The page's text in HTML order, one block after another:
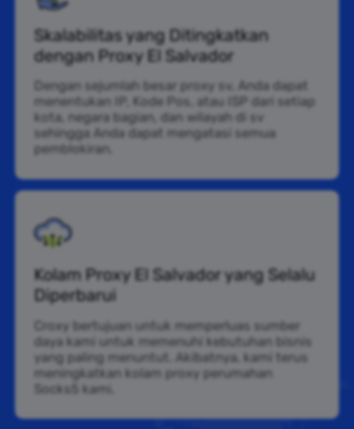
Skalabilitas yang Ditingkatkan
dengan Proxy El Salvador
Dengan sejumlah besar proxy sv, Anda dapat
menentukan IP, Kode Pos, atau ISP dari setiap
kota, negara bagian, dan wilayah di sv
sehingga Anda dapat mengatasi semua
pemblokiran.
Kolam Proxy El Salvador yang Selalu
Diperbarui
Croxy bertujuan untuk memperluas sumber
daya kami untuk memenuhi kebutuhan bisnis
yang paling menuntut. Akibatnya, kami terus
meningkatkan kolam proxy perumahan
Socks5 kami.